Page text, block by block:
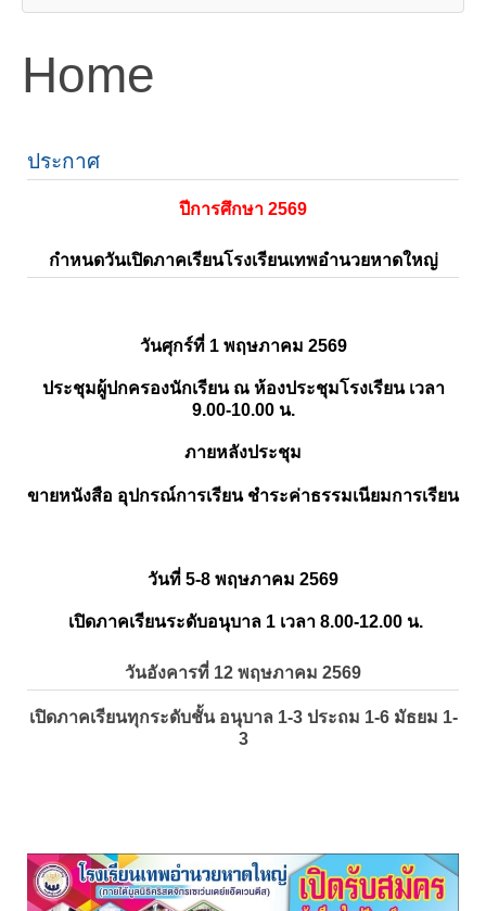
Home
ประกาศ
ปีการศึกษา 2569
กำหนดวันเปิดภาคเรียนโรงเรียนเทพอำนวยหาดใหญ่
วันศุกร์ที่ 1 พฤษภาคม 2569
ประชุมผู้ปกครองนักเรียน ณ ห้องประชุมโรงเรียน เวลา
9.00-10.00 น.
ภายหลังประชุม
ขายหนังสือ อุปกรณ์การเรียน ชำระค่าธรรมเนียมการเรียน
วันที่ 5-8 พฤษภาคม 2569
เปิดภาคเรียนระดับอนุบาล 1 เวลา 8.00-12.00 น.
วันอังคารที่ 12 พฤษภาคม 2569
เปิดภาคเรียนทุกระดับชั้น อนุบาล 1-3 ประถม 1-6 มัธยม 1-
3